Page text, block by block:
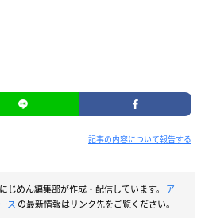
記事の内容について報告する
じめん編集部が作成・配信しています。 ア
ス の最新情報はリンク先をご覧ください。